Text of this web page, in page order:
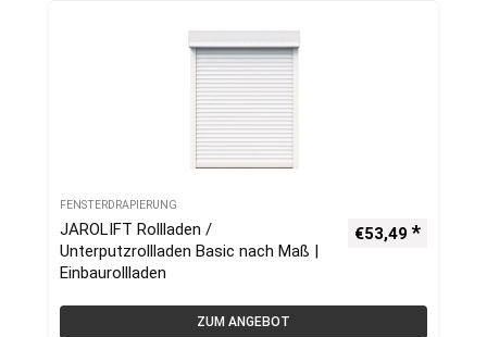
FENSTERDRAPIERUNG
JAROLIFT Rollladen /
Unterputzrollladen Basic nach Maß |
Einbaurollladen
€53,49
ZUM ANGEBOT